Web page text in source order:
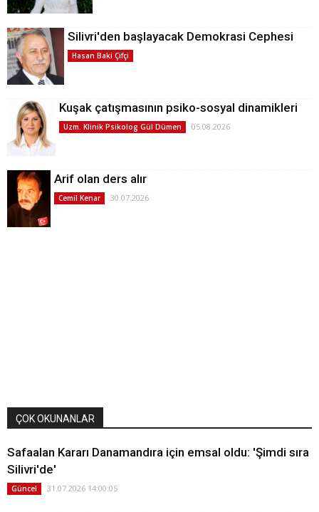
Silivri'den başlayacak Demokrasi Cephesi
Hasan Baki Çifçi
Kuşak çatışmasının psiko-sosyal dinamikleri
Uzm. Klinik Psikolog Gül Dümen 05.08.2026
Arif olan ders alır
Cemil Kenar 30.07.2026
ÇOK OKUNANLAR
Safaalan Kararı Danamandıra için emsal oldu: 'Şimdi sıra
Silivri'de'
Güncel 31.07.2026 14:00:05